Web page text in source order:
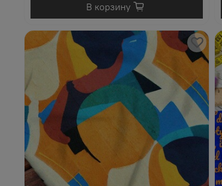
В корзину